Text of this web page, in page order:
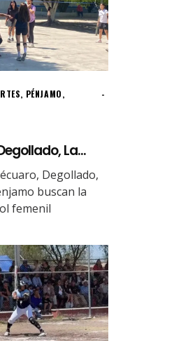
, PÉNJAMO,
La...
Degollado,
buscan la
femenil